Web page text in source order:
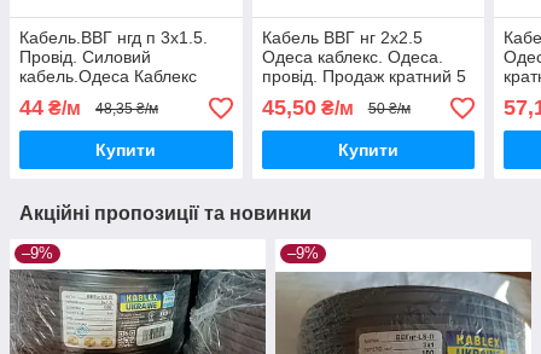
Кабель.ВВГ нгд п 3х1.5.
Провід. Силовий
кабель.Одеса Каблекс
.провід. Продаж кратний 5
метрів.
44 ₴/м 48,35 ₴/м
Купити
Кабель ВВГ нг 2х2.5
Одеса каблекс. Одеса.
провід. Продаж кратний 5
метрів.
45,50₴/м 50 ₴/м
Купити
Акційні пропозиції та новинки
–9% –9%